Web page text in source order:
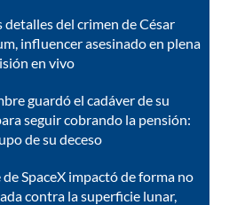
detalles del crimen de César
influencer asesinado en plena
en vivo
guardó el cadáver de su
seguir cobrando la pensión:
de su deceso
SpaceX impactó de forma no
contra la superficie lunar,